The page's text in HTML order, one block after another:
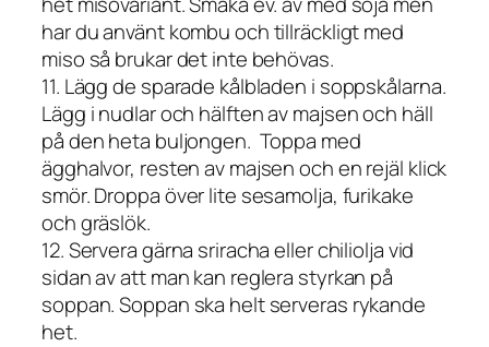
har du använt kombu och tillräckligt med
miso så brukar det inte behövas.
11. Lägg de sparade kålbladen i soppskålarna.
Lägg i nudlar och hälften av majsen och häll
på den heta buljongen. Toppa med
ägghalvor, resten av majsen och en rejäl klick
smör. Droppa över lite sesamolja, furikake
och gräslök.
12. Servera gärna sriracha eller chiliolja vid
sidan av att man kan reglera styrkan på
soppan. Soppan ska helt serveras rykande
het.